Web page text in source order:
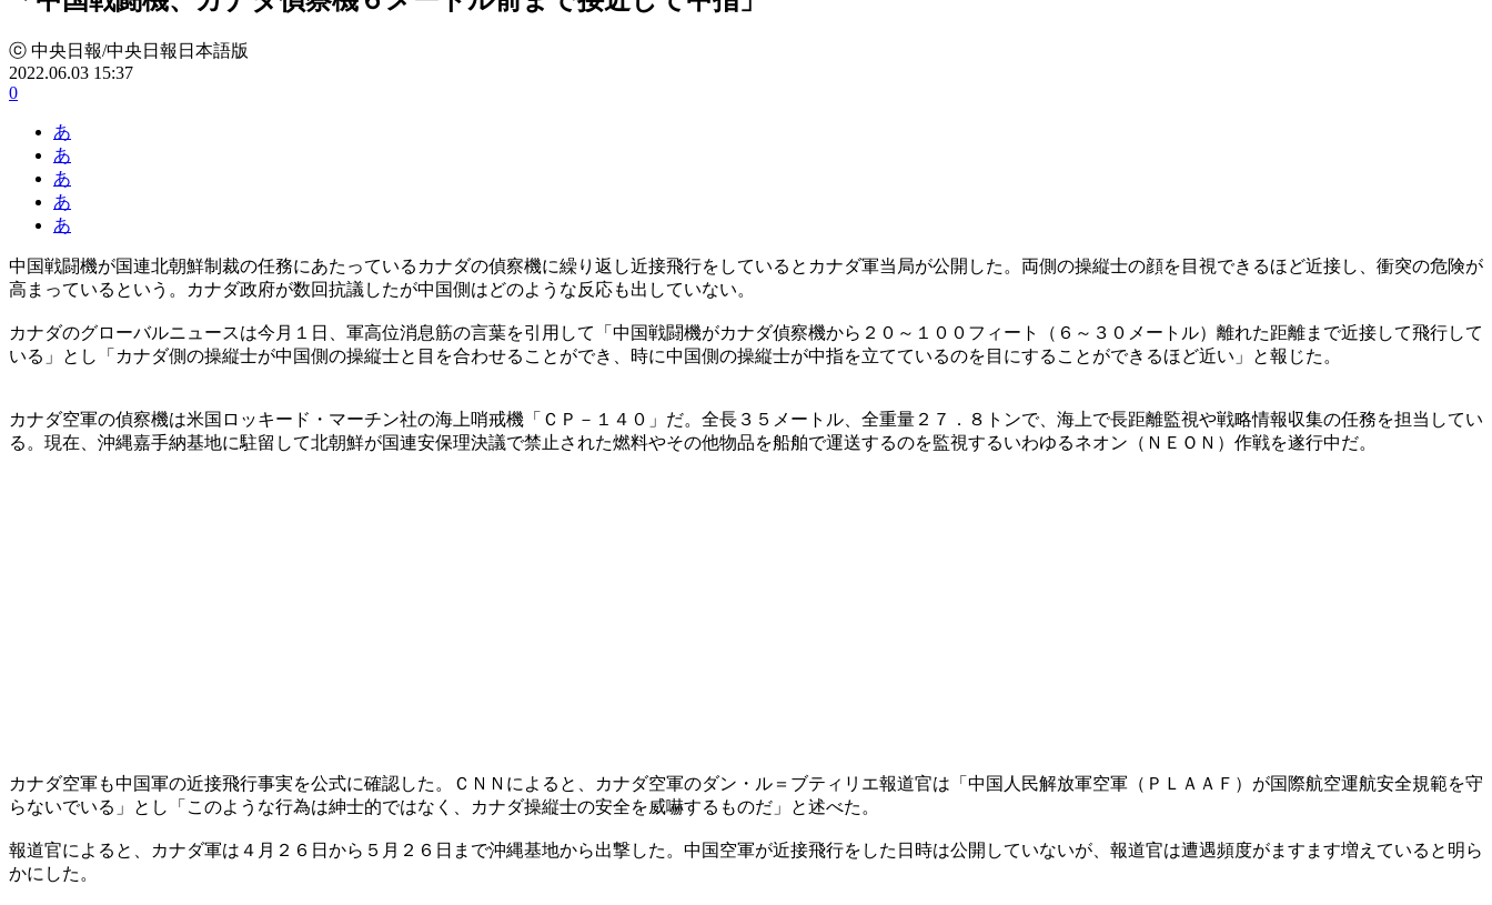
ⓒ 中央日報/中央日報日本語版
2022.06.03 15:37
0
あ
あ
あ
あ
あ
中国戦闘機が国連北朝鮮制裁の任務にあたっているカナダの偵察機に繰り返し近接飛行をしているとカナダ軍当局が公開した。両側の操縦士の顔を目視できるほど近接し、衝突の危険が
高まっているという。カナダ政府が数回抗議したが中国側はどのような反応も出していない。
カナダのグローバルニュースは今月１日、軍高位消息筋の言葉を引用して「中国戦闘機がカナダ偵察機から２０～１００フィート（６～３０メートル）離れた距離まで近接して飛行して
いる」とし「カナダ側の操縦士が中国側の操縦士と目を合わせることができ、時に中国側の操縦士が中指を立てているのを目にすることができるほど近い」と報じた。
カナダ空軍の偵察機は米国ロッキード・マーチン社の海上哨戒機「ＣＰ－１４０」だ。全長３５メートル、全重量２７．８トンで、海上で長距離監視や戦略情報収集の任務を担当してい
る。現在、沖縄嘉手納基地に駐留して北朝鮮が国連安保理決議で禁止された燃料やその他物品を船舶で運送するのを監視するいわゆるネオン（ＮＥＯＮ）作戦を遂行中だ。
カナダ空軍も中国軍の近接飛行事実を公式に確認した。ＣＮＮによると、カナダ空軍のダン・ル＝ブティリエ報道官は「中国人民解放軍空軍（ＰＬＡＡＦ）が国際航空運航安全規範を守
らないでいる」とし「このような行為は紳士的ではなく、カナダ操縦士の安全を威嚇するものだ」と述べた。
報道官によると、カナダ軍は４月２６日から５月２６日まで沖縄基地から出撃した。中国空軍が近接飛行をした日時は公開していないが、報道官は遭遇頻度がますます増えていると明ら
かにした。